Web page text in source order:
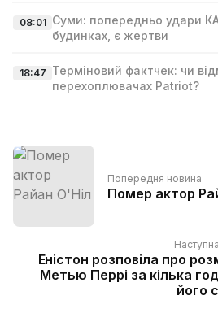
08:01 Суми: попередньо удари
будинках, є жертви
18:47 Терміновий фактчек: чи
перехоплювачах Patriot?
Попередня новина
Помер актор
Еністон розповіла про
Метью Перрі за кілька
його